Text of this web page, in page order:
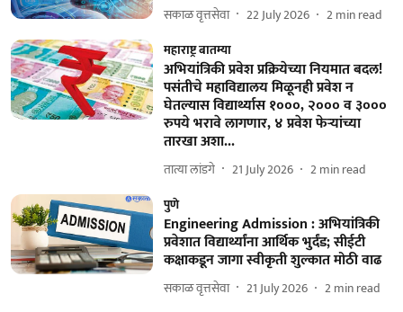
सकाळ वृत्तसेवा 22 July 2026 2min read
महाराष्ट्र बातम्या
अभियांत्रिकी प्रवेश प्रक्रियेच्या नियमात बदल!
पसंतीचे महाविद्यालय मिळूनही प्रवेश न
घेतल्यास विद्यार्थ्यास १०००, २००० व ३०००
रुपये भरावे लागणार, ४ प्रवेश फेऱ्यांच्या
तारखा अशा...
तात्या लांडगे 21 July 2026 2min read
पुणे
Engineering Admission : अभियांत्रिकी
प्रवेशात विद्यार्थ्यांना आर्थिक भुर्दंड; सीईटी
कक्षाकडून जागा स्वीकृती शुल्कात मोठी वाढ
सकाळ वृत्तसेवा 21 July 2026 2min read